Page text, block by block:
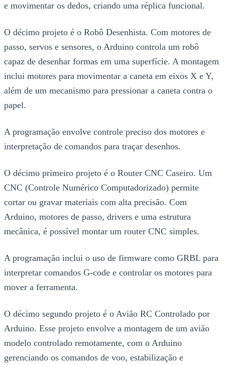
e movimentar os dedos, criando uma réplica funcional.
O décimo projeto é o Robô Desenhista. Com motores de
passo, servos e sensores, o Arduino controla um robô
capaz de desenhar formas em uma superfície. A montagem
inclui motores para movimentar a caneta em eixos X e Y,
além de um mecanismo para pressionar a caneta contra o
papel.
A programação envolve controle preciso dos motores e
interpretação de comandos para traçar desenhos.
O décimo primeiro projeto é o Router CNC Caseiro. Um
CNC (Controle Numérico Computadorizado) permite
cortar ou gravar materiais com alta precisão. Com
Arduino, motores de passo, drivers e uma estrutura
mecânica, é possível montar um router CNC simples.
A programação inclui o uso de firmware como GRBL para
interpretar comandos G-code e controlar os motores para
mover a ferramenta.
O décimo segundo projeto é o Avião RC Controlado por
Arduino. Esse projeto envolve a montagem de um avião
modelo controlado remotamente, com o Arduino
gerenciando os comandos de voo, estabilização e